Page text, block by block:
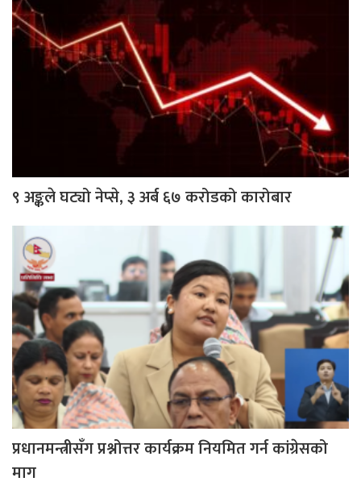
९ अङ्कले घट्यो नेप्से, ३ अर्ब ६७ करोडको कारोबार
प्रधानमन्त्रीसँग प्रश्नोत्तर कार्यक्रम नियमित गर्न कांग्रेसको
माग